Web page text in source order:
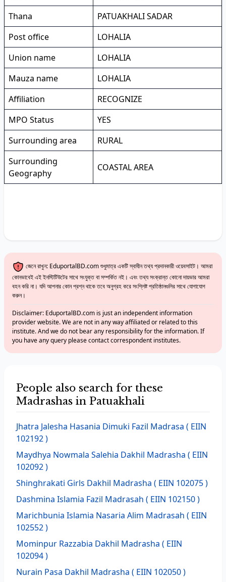
Thana
PATUAKHALI SADAR
Post office
LOHALIA
Union name
LOHALIA
Mauza name
LOHALIA
Affiliation
RECOGNIZE
MPO Status
YES
Surrounding area
RURAL
Surrounding
Geography
COASTAL AREA
জেনে রাখুন: EduportalBD.com শুধুমাত্র একটি স্বাধীন তথ্য প্রদানকারী ওয়েবসাইট। আমরা
কোনভাবেই এই ইনস্টিটিউটের সাথে সংযুক্ত বা সম্পর্কিত নই। এবং তথ্য সংক্রান্ত কোনো দায়ভার আমরা
বহন করি না। যদি আপনার কোন প্রশ্ন থাকে তবে অনুগ্রহ করে সংশ্লিষ্ট প্রতিষ্ঠানগুলির সাথে যোগাযোগ
করুন।
Disclaimer: EduportalBD.com is just an independent information
provider website. We are not in any way affiliated or related to this
institute. And we do not bear any responsibility for the information. If
you have any query please contact correspondent institutes.
People also search for these
Madrashas in Patuakhali
Jhatra Jalesha Hasania Dimuki Fazil Madrasa ( EIIN
102192 )
Maydhya Nowmala Salehia Dakhil Madrasha ( EIIN
102092 )
Shinghrakati Girls Dakhil Madrasha ( EIIN 102075 )
Dashmina Islamia Fazil Madrasah ( EIIN 102150 )
Marichbunia Islamia Nasaria Alim Madrasah ( EIIN
102552 )
Mominpur Razzabia Dakhil Madrasha ( EIIN
102094 )
Nurain Pasa Dakhil Madrasha ( EIIN 102050 )